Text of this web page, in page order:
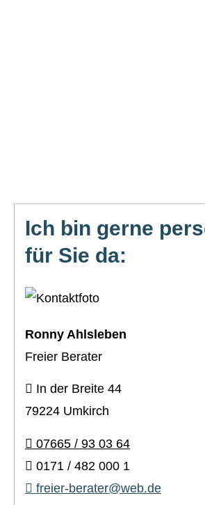
Ich bin gerne
für Sie da:
Ronny Ahlsleben
Freier Berater
In der Breite 44
79224 Umkirch
07665 / 93 03 64
0171 / 482 000 1
freier-berater@web.de